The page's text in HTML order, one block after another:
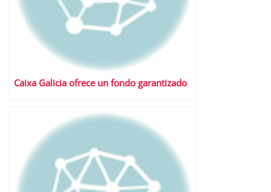
Caixa Galicia ofrece un fondo garantizado